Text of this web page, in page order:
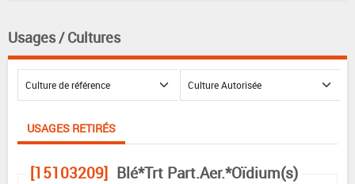
Usages / Cultures
USAGES RETIRÉS
[15103209] Blé*Trt Part.Aer.*Oïdium(s)